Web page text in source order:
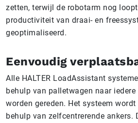
zetten, terwijl de robotarm nog
productiviteit van draai- en
geoptimaliseerd.
Eenvoudig
Alle HALTER LoadAssistant
behulp van palletwagen naar
worden gereden. Het systeem
behulp van zelfcentrerende ankers.